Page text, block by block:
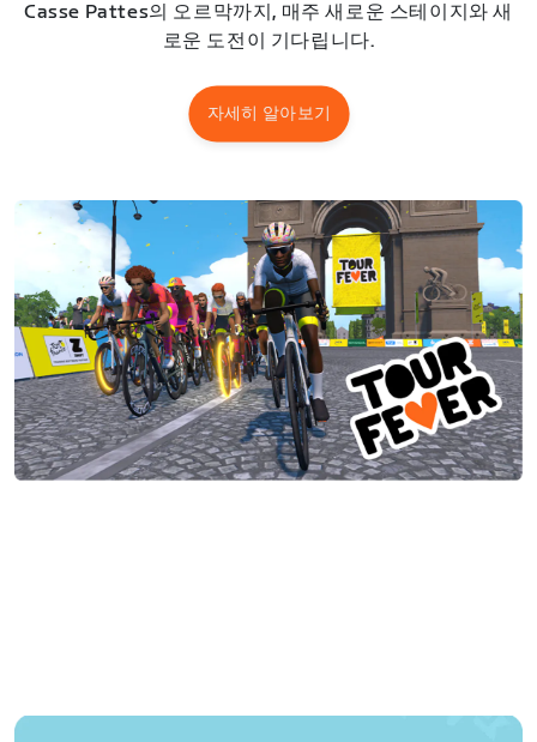
Casse Pattes의 오르막까지, 매주 새로운 스테이지와 새
로운 도전이 기다립니다.
자세히 알아보기